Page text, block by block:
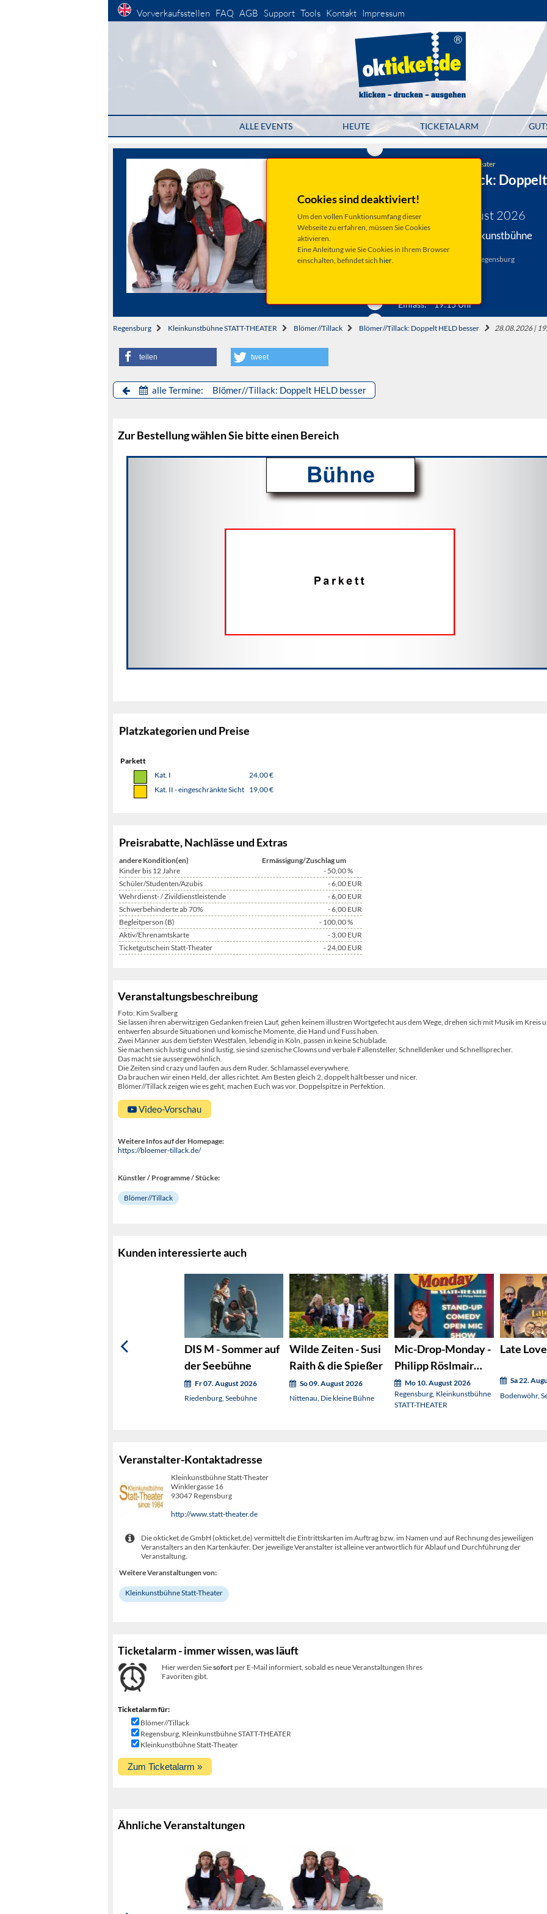
Vorverkaufsstellen FAQ AGB Support Tools Kontakt Impressum
ALLE EVENTS HEUTE TICKETALARM
Cookies sind deaktiviert!
Um den vollen Funktionsumfang dieser
Webseite zu erfahren, müssen Sie Cookies
aktivieren.
Eine Anleitung wie Sie Cookies in Ihrem Browser
einschalten, befindet sich hier.
Kleinkunstbühne Statt-Theater
Blömer//Tillack: Doppelt
HELD besser
Freitag 28. August 2026
Regensburg, Kleinkunstbühne
STATT-THEATER
Winklergasse 16, 93047 Regensburg
Einlass: 19:15 Uhr
Regensburg Kleinkunstbühne STATT-THEATER Blömer//Tillack Blömer//Tillack: Doppelt HELD besser 28.08.2026 |
teilen tweet
alle Termine: Blömer//Tillack: Doppelt HELD besser
Zur Bestellung wählen Sie bitte einen Bereich
Platzkategorien und Preise
Parkett
Kat. I
24,00 €
Kat. II - eingeschränkte Sicht 19,00 €
Preisrabatte, Nachlässe und Extras
andere Kondition(en)
Ermässigung/Zuschlag um
Kinder bis 12 Jahre
- 50,00%
Schüler/Studenten/Azubis
- 6,00 EUR
Wehrdienst- / Zivildienstleistende
- 6,00 EUR
Schwerbehinderte ab 70%
- 6,00 EUR
Begleitperson (B)
- 100,00%
Aktiv/Ehrenamtskarte
- 3,00 EUR
Ticketgutschein Statt-Theater
- 24,00 EUR
Veranstaltungsbeschreibung
Foto: Kim Svalberg
Sie lassen ihren aberwitzigen Gedanken freien Lauf, gehen keinem illustren Wortgefecht aus dem Wege, drehen sich mit Musik im Kreis
entwerfen absurde Situationen und komische Momente, die Hand und Fuss haben.
Zwei Männer aus dem tiefsten Westfalen, lebendig in Köln, passen in keine Schublade.
Sie machen sich lustig und sind lustig, sie sind szenische Clowns und verbale Fallensteller, Schnelldenker und Schnellsprecher.
Das macht sie aussergewöhnlich.
Die Zeiten sind crazy und laufen aus dem Ruder. Schlamassel everywhere.
Da brauchen wir einen Held, der alles richtet. Am Besten gleich 2, doppelt hält besser und nicer.
Blömer//Tillack zeigen wie es geht, machen Euch was vor. Doppelspitze in Perfektion.
Video-Vorschau
Weitere Infos auf der Homepage:
https://bloemer-tillack.de/
Künstler / Programme / Stücke:
Blömer//Tillack
Kunden interessierte auch
DIS M - Sommer auf
der Seebühne
Fr 07. August 2026
Riedenburg, Seebühne
Wilde Zeiten - Susi
Raith & die Spießer
So 09. August 2026
Nittenau, Die kleine Bühne
Mic-Drop-Monday -
Philipp Röslmair
präsentiert:
Mo 10. August 2026
Regensburg, Kleinkunstbühne
STATT-THEATER
Late Love
Sa 22.
Bodenwöhr,
Veranstalter-Kontaktadresse
Kleinkunstbühne Statt-Theater
Winklergasse 16
93047 Regensburg
http://www.statt-theater.de
Die okticket.de GmbH (okticket.de) vermittelt die Eintrittskarten im Auftrag bzw. im Namen und auf Rechnung des jeweiligen
Veranstalters an den Kartenkäufer. Der jeweilige Veranstalter ist alleine verantwortlich für Ablauf und Durchführung der
Veranstaltung.
Weitere Veranstaltungen von:
Kleinkunstbühne Statt-Theater
Ticketalarm - immer wissen, was läuft
Hier werden Siesofortper E-Mail informiert, sobald es neue Veranstaltungen Ihres
Favoriten gibt.
Ticketalarm für:
Blömer//Tillack
Regensburg, Kleinkunstbühne STATT-THEATER
Kleinkunstbühne Statt-Theater
Ähnliche Veranstaltungen